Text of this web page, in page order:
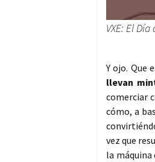
VXE: El
Y ojo. Que
llevan
comerciar
cómo, a
vez que
la